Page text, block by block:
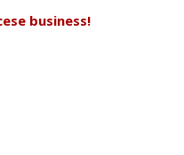
business!